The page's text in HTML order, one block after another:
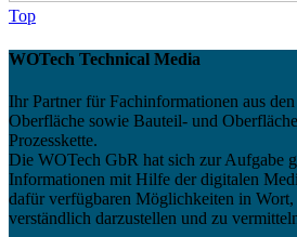
Top
WOTech Technical Media
Ihr Partner für Fachinformationen aus
Oberfläche sowie Bauteil- und
Prozesskette.
Die WOTech GbR hat sich zur Aufgabe
Informationen mit Hilfe der digitalen
dafür verfügbaren Möglichkeiten in
verständlich darzustellen und zu